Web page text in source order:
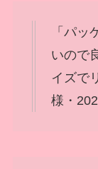
「パッ
いので
イズで
様・